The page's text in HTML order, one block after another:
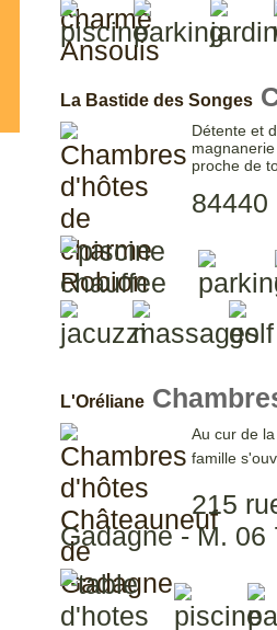
La Bastide des Songes
Détente et
proche de
84440
L'Oréliane
Au cur de
famille
215
Gadagne - M. 06